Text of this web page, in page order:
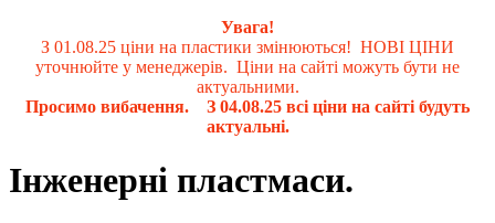
Увага!
З 01.08.25 ціни на пластики змінюються! НОВІ ЦІНИ
уточнюйте у менеджерів. Ціни на сайті можуть бути не
актуальними.
Просимо вибачення. З 04.08.25 всі ціни на сайті будуть
актуальні.
Інженерні пластмаси.